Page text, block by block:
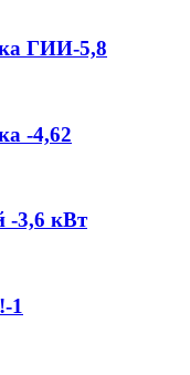
ГИИ-5,8
-4,62
-3,6 кВт
1